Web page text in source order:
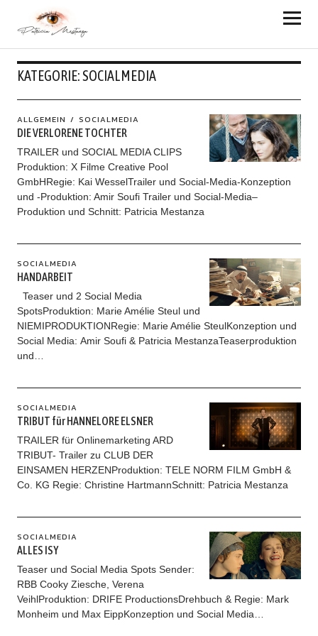
KATEGORIE:SOCIALMEDIA
ALLGEMEIN SOCIALMEDIA
DIE VERLORENE TOCHTER
TRAILER und SOCIAL MEDIA CLIPS
Produktion: X Filme Creative Pool
GmbHRegie: Kai WesselTrailer und Social-Media-Konzeption
und -Produktion: Amir Soufi Trailer und Social-Media–
Produktion und Schnitt: Patricia Mestanza
SOCIALMEDIA
HANDARBEIT
Teaser und 2 Social Media
SpotsProduktion: Marie Amélie Steul und
NIEMIPRODUKTIONRegie: Marie Amélie SteulKonzeption und
Social Media: Amir Soufi & Patricia MestanzaTeaserproduktion
und…
SOCIALMEDIA
TRIBUT für HANNELORE ELSNER
TRAILER für Onlinemarketing ARD
TRIBUT- Trailer zu CLUB DER
EINSAMEN HERZENProduktion: TELE NORM FILM GmbH &
Co. KG Regie: Christine HartmannSchnitt: Patricia Mestanza
SOCIALMEDIA
ALLES ISY
Teaser und Social Media Spots Sender:
RBB Cooky Ziesche, Verena
VeihlProduktion: DRIFE ProductionsDrehbuch & Regie: Mark
Monheim und Max EippKonzeption und Social Media…